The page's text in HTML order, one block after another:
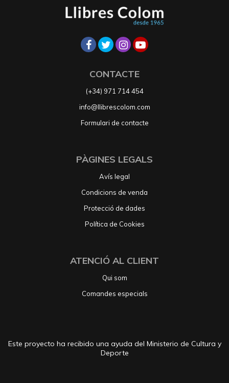
CONTACTE
(+34) 971 714 454
info@llibrescolom.com
Formulari de contacte
PÀGINES LEGALS
Avís legal
Condicions de venda
Protecció de dades
Política de Cookies
ATENCIÓ AL CLIENT
Qui som
Comandes especials
Este proyecto ha recibido una ayuda del Ministerio de Cultura y
Deporte